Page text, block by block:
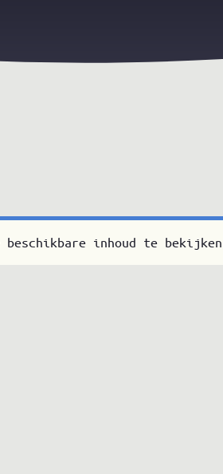
inhoud te bekijken.